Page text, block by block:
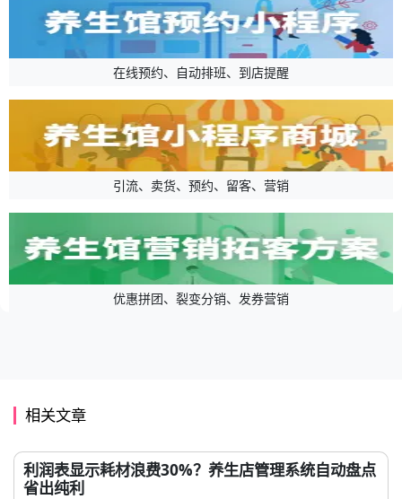
在线预约、自动排班、到店提醒
引流、卖货、预约、留客、营销
优惠拼团、裂变分销、发券营销
相关文章
利润表显示耗材浪费30%？养生店管理系统自动盘点
省出纯利